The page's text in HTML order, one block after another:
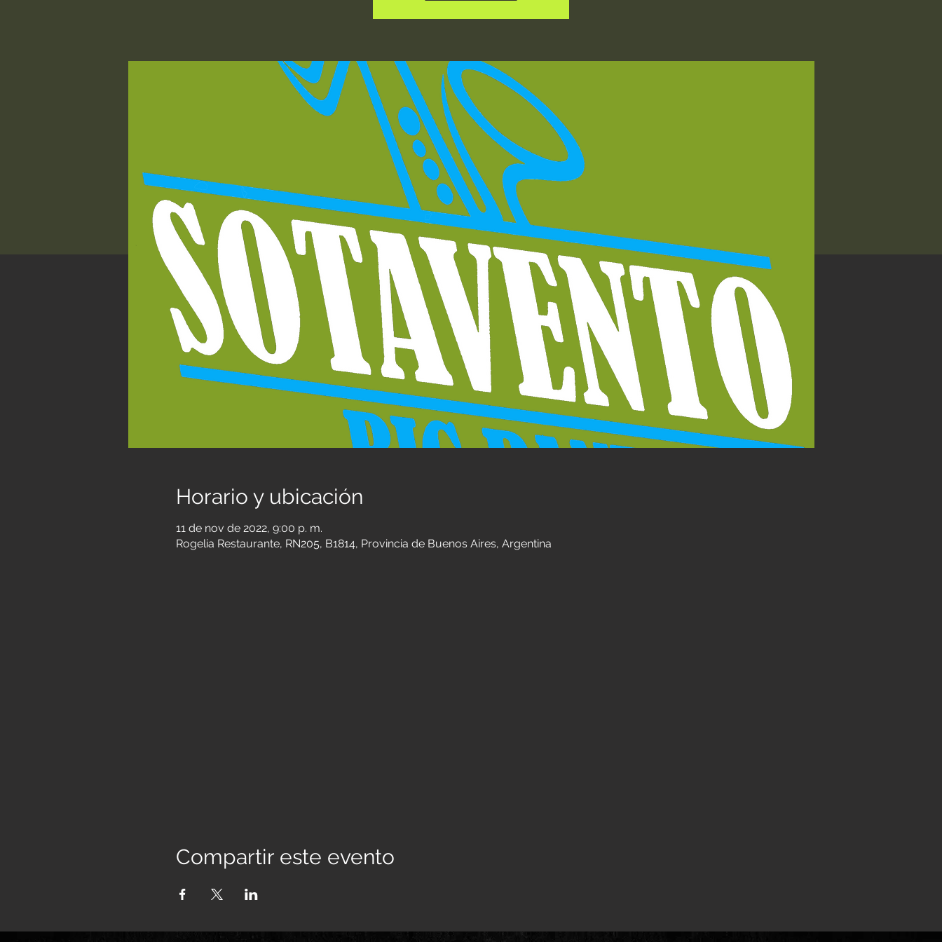
Horario y ubicación
11 de nov de 2022, 9:00 p. m.
Rogelia Restaurante, RN205, B1814, Provincia de Buenos Aires, Argentina
Compartir este evento